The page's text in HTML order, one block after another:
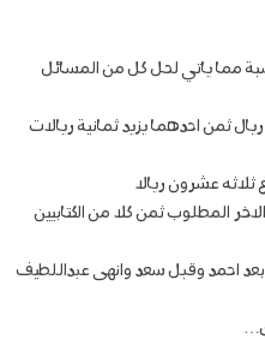
مما ياتي لحل كل من المسائل
ثمن احدهما يزيد ثمانية ريالات
ثلاثه عشرون ريالا
المطلوب ثمن كلا من الكتابيين
احمد وقبل سعد وانهى عبداللطيف